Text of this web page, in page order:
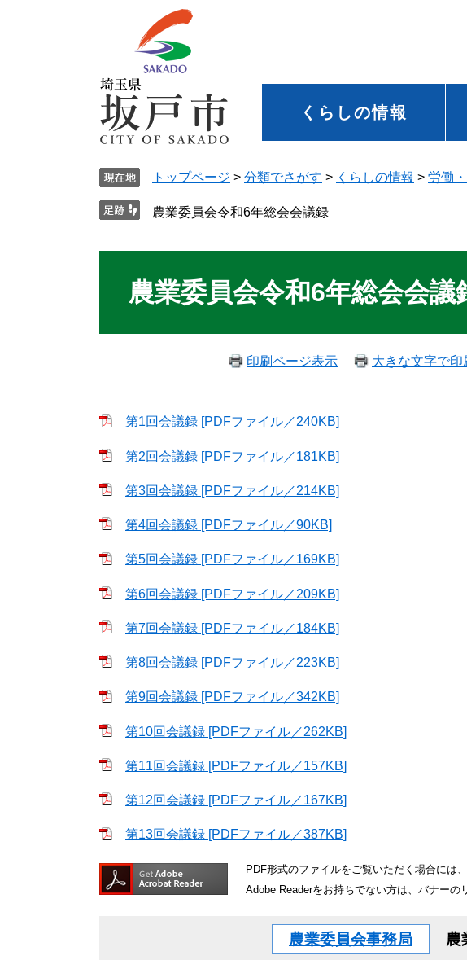
くらしの情報
トップページ > 分類でさがす > くらしの情報 > 労働
農業委員会令和6年総会会議録
農業委員会令和6年総会会議
印刷ページ表示 大きな文字で
第1回会議録 [PDFファイル／240KB]
第2回会議録 [PDFファイル／181KB]
第3回会議録 [PDFファイル／214KB]
第4回会議録 [PDFファイル／90KB]
第5回会議録 [PDFファイル／169KB]
第6回会議録 [PDFファイル／209KB]
第7回会議録 [PDFファイル／184KB]
第8回会議録 [PDFファイル／223KB]
第9回会議録 [PDFファイル／342KB]
第10回会議録 [PDFファイル／262KB]
第11回会議録 [PDFファイル／157KB]
第12回会議録 [PDFファイル／167KB]
第13回会議録 [PDFファイル／387KB]
PDF形式のファイルをご覧いただく場合には
Adobe Readerをお持ちでない方は、バナーの
農業委員会事務局 農